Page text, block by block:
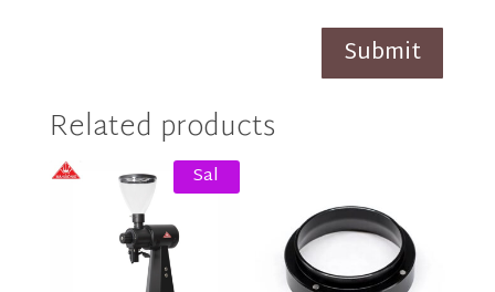
Submit
Related products
Sal